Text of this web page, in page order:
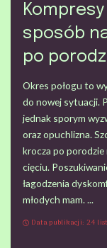
sposób
po
Okres połogu to
do nowej sytuacji.
jednak sporym
oraz opuchlizna.
krocza po
cięciu.
łagodzenia
młodych mam. ...
Data publikacji: 24